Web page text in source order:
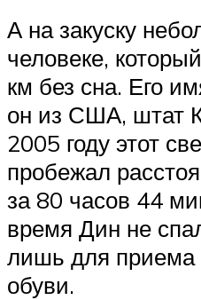
А на закуску
человеке,
км без сна. Его
он из США, штат
2005 году этот
пробежал
за 80 часов 44
время Дин не
лишь для
обуви.